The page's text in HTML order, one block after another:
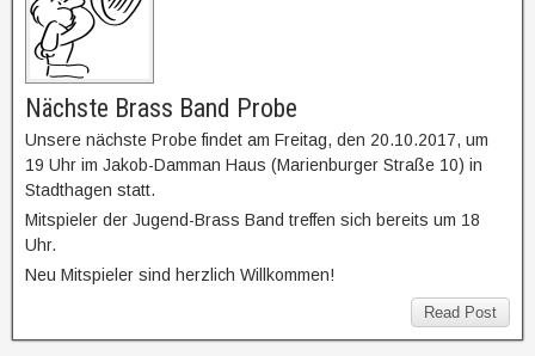
Nächste Brass Band Probe
Unsere nächste Probe findet am Freitag, den 20.10.2017, um
19 Uhr im Jakob-Damman Haus (Marienburger Straße 10) in
Stadthagen statt.
Mitspieler der Jugend-Brass Band treffen sich bereits um 18
Uhr.
Neu Mitspieler sind herzlich Willkommen!
Read Post